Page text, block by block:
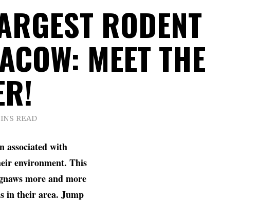
RODENT
MEET THE
READ
associated with
environment. This
more and more
in their area. Jump